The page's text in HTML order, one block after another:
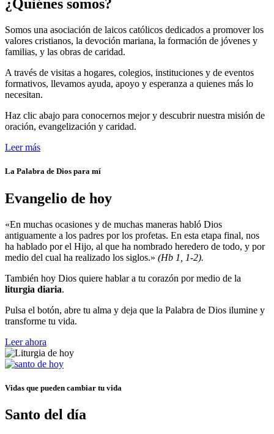
¿Quiénes somos?
Somos una asociación de laicos católicos dedicados a promover los
valores cristianos, la devoción mariana, la formación de jóvenes y
familias, y las obras de caridad.
A través de visitas a hogares, colegios, instituciones y de eventos
formativos, llevamos ayuda, apoyo y esperanza a quienes más lo
necesitan.
Haz clic abajo para conocernos mejor y descubrir nuestra misión de
oración, evangelización y caridad.
Leer más
La Palabra de Dios para mí
Evangelio de hoy
«En muchas ocasiones y de muchas maneras habló Dios
antiguamente a los padres por los profetas. En esta etapa final, nos
ha hablado por el Hijo, al que ha nombrado heredero de todo, y por
medio del cual ha realizado los siglos.» (Hb 1, 1-2).
También hoy Dios quiere hablar a tu corazón por medio de la
liturgia diaria.
Pulsa el botón, abre tu alma y deja que la Palabra de Dios ilumine y
transforme tu vida.
Leer ahora
Vidas que pueden cambiar tu vida
Santo del día